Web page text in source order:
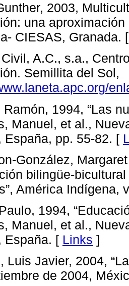
2003,
una
CIESAS, Granada.
A.C., s.a.,
Semillita del Sol,
Ramón, 1994, “Las
Manuel, et al.,
España, pp. 55-82. [
González,
bilingüe-
América Indígena,
1994,
Manuel, et al.,
España. [ Links ]
Luis Javier, 2004,
de 2004,